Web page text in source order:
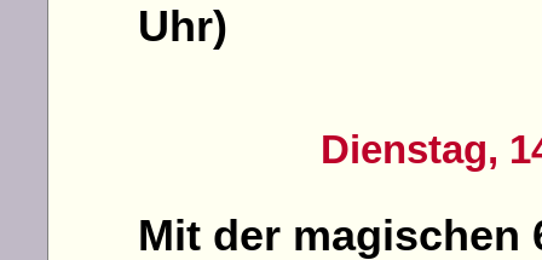
Uhr)
Dienstag,
Mit der magischen